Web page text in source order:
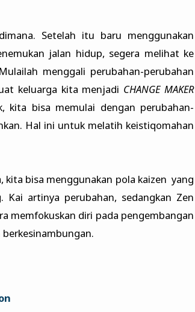
Setelah itu baru menggunakan
jalan hidup, segera melihat ke
menggali perubahan-perubahan
keluarga kita menjadi CHANGE MAKER
kita bisa memulai dengan perubahan-
Hal ini untuk melatih keistiqomahan
kita bisa menggunakan pola kaizen yang
artinya perubahan, sedangkan Zen
memfokuskan diri pada pengembangan